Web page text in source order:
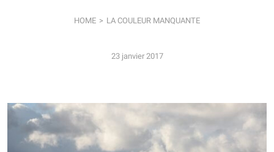
HOME LA COULEUR MANQUANTE
23 janvier 2017